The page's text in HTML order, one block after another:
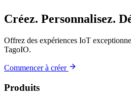
Créez. Personnalisez.
Offrez des expériences IoT
TagoIO.
Commencer à créer
Produits